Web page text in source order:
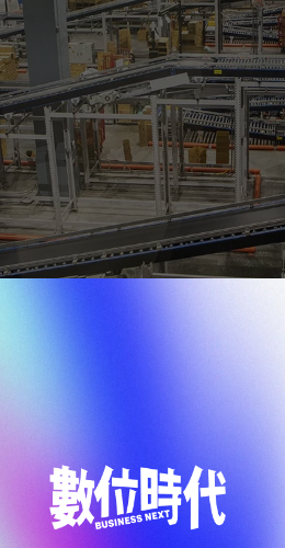
密集度最高的電商倉儲。
集中＋全自動2戰法
，在2018至2021年間